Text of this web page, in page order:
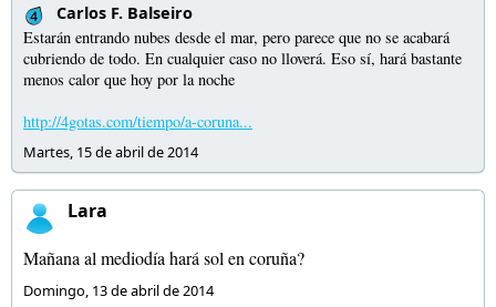
Carlos F. Balseiro
Estarán entrando nubes desde el mar, pero parece que no se acabará
cubriendo de todo. En cualquier caso no lloverá. Eso sí, hará bastante
menos calor que hoy por la noche
http://4gotas.com/tiempo/a-coruna...
Martes, 15 de abril de 2014
Lara
Mañana al mediodía hará sol en coruña?
Domingo, 13 de abril de 2014